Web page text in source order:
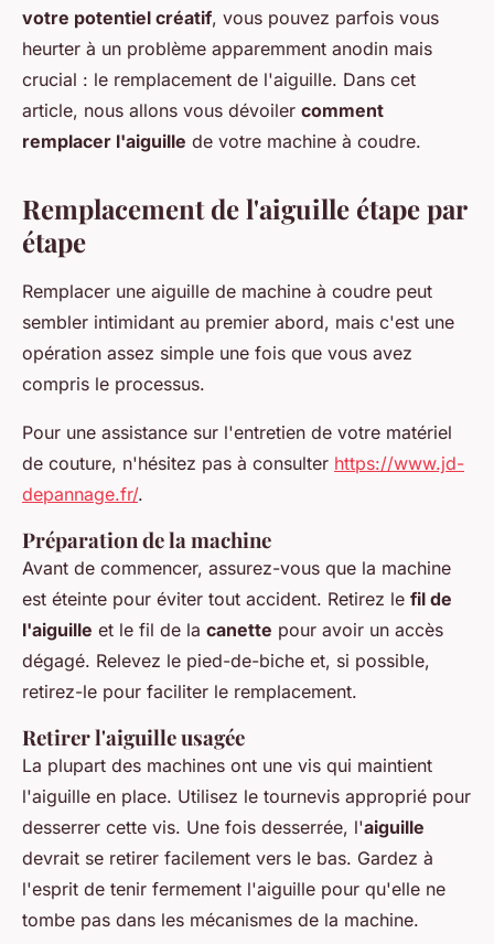
votre potentiel créatif, vous pouvez parfois vous
heurter à un problème apparemment anodin mais
crucial : le remplacement de l'aiguille. Dans cet
article, nous allons vous dévoiler comment
remplacer l'aiguille de votre machine à coudre.
Remplacement de l'aiguille étape par
étape
Remplacer une aiguille de machine à coudre peut
sembler intimidant au premier abord, mais c'est une
opération assez simple une fois que vous avez
compris le processus.
Pour une assistance sur l'entretien de votre matériel
de couture, n'hésitez pas à consulter https://www.jd-
depannage.fr/.
Préparation de la machine
Avant de commencer, assurez-vous que la machine
est éteinte pour éviter tout accident. Retirez le fil de
l'aiguille et le fil de la canette pour avoir un accès
dégagé. Relevez le pied-de-biche et, si possible,
retirez-le pour faciliter le remplacement.
Retirer l'aiguille usagée
La plupart des machines ont une vis qui maintient
l'aiguille en place. Utilisez le tournevis approprié pour
desserrer cette vis. Une fois desserrée, l'aiguille
devrait se retirer facilement vers le bas. Gardez à
l'esprit de tenir fermement l'aiguille pour qu'elle ne
tombe pas dans les mécanismes de la machine.